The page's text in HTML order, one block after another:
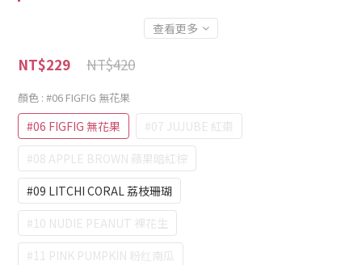
查看更多
NT$420
NT$229
顏色 : #06 FIGFIG 無花果
#06 FIGFIG 無花果
#07 JUJUBE 紅棗
#08 APPLE BROWN 蘋果暗紅棕
#09 LITCHI CORAL 荔枝珊瑚
#10 NUDIE PEANUT 裸花生
#11 PINK PUMPKIN 粉红南瓜